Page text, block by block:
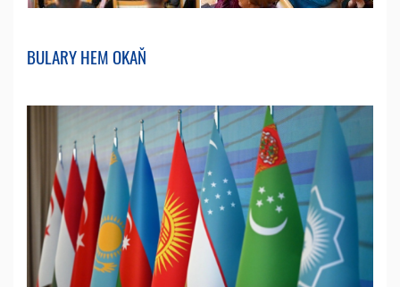
BULARY HEM OKAŇ